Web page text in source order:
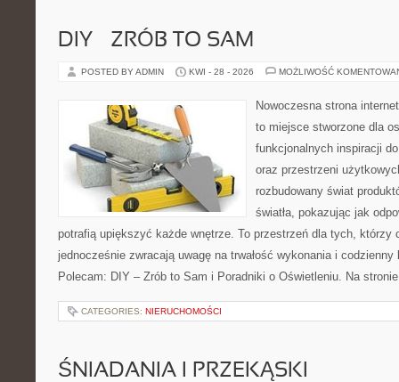
DIY – ZRÓB TO SAM
POSTED BY ADMIN KWI - 28 - 2026 MOŻLIWOŚĆ
Nowoczesna strona
to miejsce stworzone dla
funkcjonalnych inspiracji
oraz przestrzeni
rozbudowany świat
światła, pokazując jak
potrafią upiększyć każde wnętrze. To przestrzeń dla tych, którzy
jednocześnie zwracają uwagę na trwałość wykonania i
Polecam: DIY – Zrób to Sam i Poradniki o Oświetleniu. Na
CATEGORIES: NIERUCHOMOŚCI
ŚNIADANIA I PRZEKĄSKI